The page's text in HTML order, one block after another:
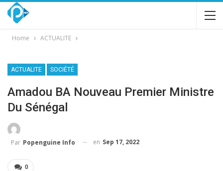
Home ACTUALITE
ACTUALITE SOCIÉTÉ
Amadou BA Nouveau Premier Ministre
Du Sénégal
Par Popenguine Info en Sep 17, 2022
0